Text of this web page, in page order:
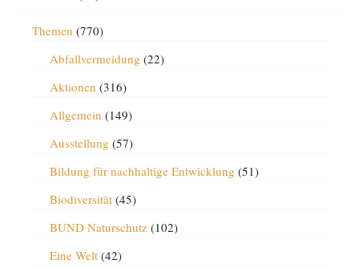
Themen (770)
Abfallvermeidung (22)
Aktionen (316)
Allgemein (149)
Ausstellung (57)
Bildung für nachhaltige Entwicklung (51)
Biodiversität(45)
BUND Naturschutz(102)
Eine Welt(42)